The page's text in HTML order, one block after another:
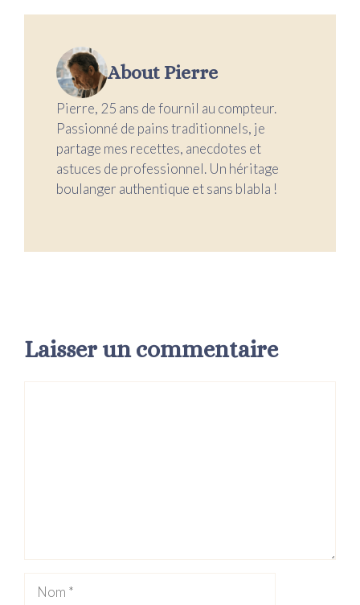
About Pierre
Pierre, 25 ans de fournil au compteur.
Passionné de pains traditionnels, je
partage mes recettes, anecdotes et
astuces de professionnel. Un héritage
boulanger authentique et sans blabla !
Laisser un commentaire